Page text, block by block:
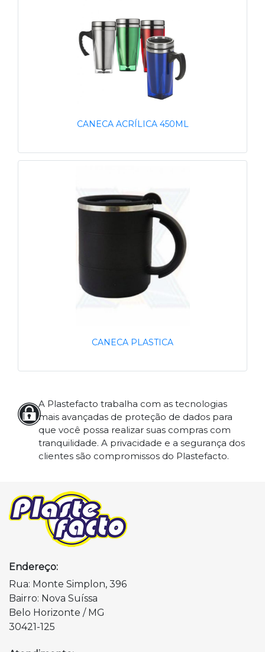
CANECA ACRÍLICA 450ML
CANECA PLASTICA
A Plastefacto trabalha com as tecnologias
mais avançadas de proteção de dados para
que você possa realizar suas compras com
tranquilidade. A privacidade e a segurança dos
clientes são compromissos do Plastefacto.
Endereço:
Rua: Monte Simplon, 396
Bairro: Nova Suíssa
Belo Horizonte / MG
30421-125